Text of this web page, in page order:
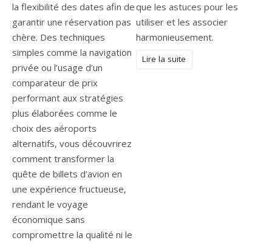
la flexibilité des dates afin de
garantir une réservation pas
chère. Des techniques
simples comme la navigation
privée ou l’usage d’un
comparateur de prix
performant aux stratégies
plus élaborées comme le
choix des aéroports
alternatifs, vous découvrirez
comment transformer la
quête de billets d’avion en
une expérience fructueuse,
rendant le voyage
économique sans
compromettre la qualité ni le
que les astuces pour les
utiliser et les associer
harmonieusement.
Lire la suite